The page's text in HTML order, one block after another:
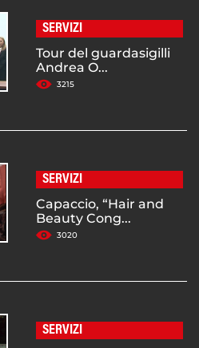
SERVIZI
Tour del guardasigilli
Andrea O...
3215
SERVIZI
Capaccio, “Hair and
Beauty Cong...
3020
SERVIZI